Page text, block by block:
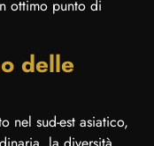
ottimo punto di
delle
nel sud-est asiatico,